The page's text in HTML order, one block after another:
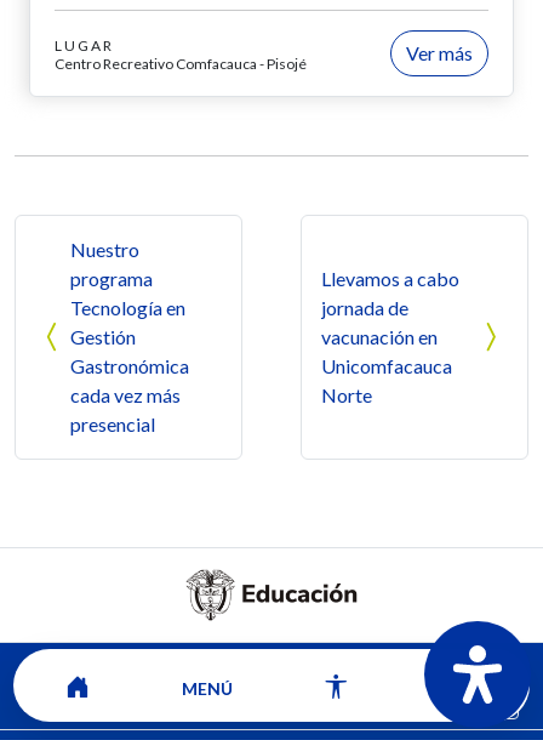
LUGAR
Centro Recreativo Comfacauca - Pisojé
Ver más
Nuestro
programa
Tecnología en
Gestión
Gastronómica
cada vez más
presencial
Llevamos a cabo
jornada de
vacunación en
Unicomfacauca
Norte
Mapa del sitio Contacto Ver ubicación y horarios de atención
MENÚ